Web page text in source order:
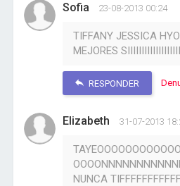
Sofia 23-08-2013 00:24
TIFFANY JESSICA
MEJORES
RESPONDER
Elizabeth 31-07-2013
NUNCA